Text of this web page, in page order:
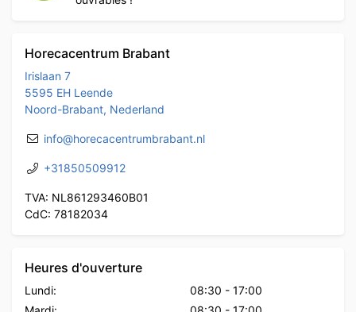
Horecacentrum Brabant
Irislaan 7
5595 EH Leende
Noord-Brabant, Nederland
info@horecacentrumbrabant.nl
+31850509912
TVA: NL861293460B01
CdC: 78182034
Heures d'ouverture
Lundi: 08:30 - 17:00